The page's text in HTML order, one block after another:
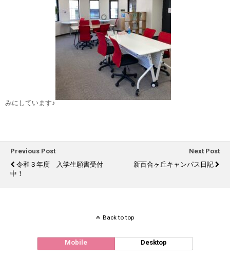
みにしています♪
Previous Post
令和３年度 入学生願書受付
中！
Next Post
新百合ヶ丘キャンパス日記
Back to top
Mobile Desktop